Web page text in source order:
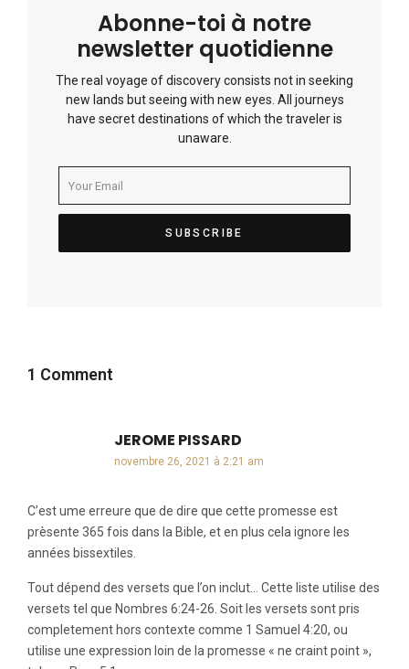
Abonne-toi à notre
newsletter quotidienne
The real voyage of discovery consists not in seeking
new lands but seeing with new eyes. All journeys
have secret destinations of which the traveler is
unaware.
1 Comment
JEROME PISSARD
novembre 26, 2021 à 2:21 am
C’est ume erreure que de dire que cette promesse est
prèsente 365 fois dans la Bible, et en plus cela ignore les
années bissextiles.
Tout dépend des versets que l’on inclut… Cette liste utilise des
versets tel que Nombres 6:24-26. Soit les versets sont pris
completement hors contexte comme 1 Samuel 4:20, ou
utilise une expression loin de la promesse « ne craint point »,